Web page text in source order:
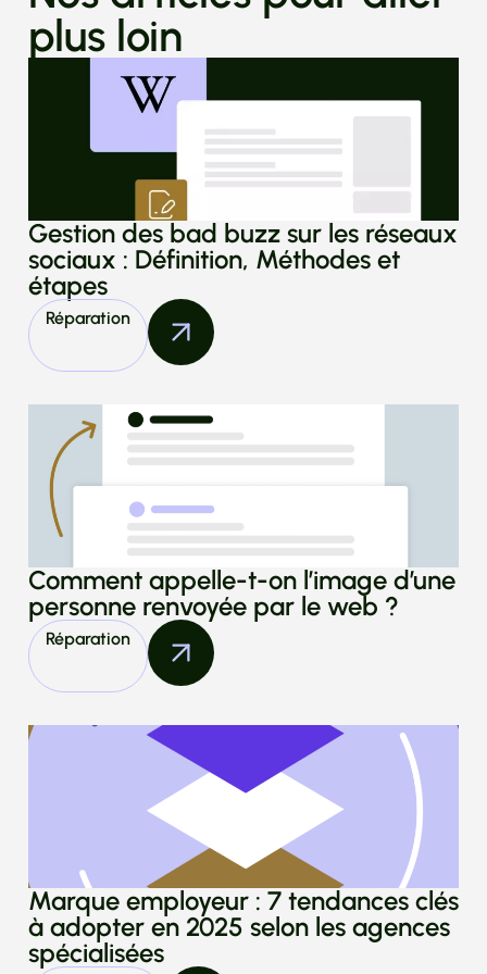
plus loin
Gestion des bad buzz sur les réseaux
sociaux : Définition, Méthodes et
étapes
Réparation
Comment appelle-t-on l’image d’une
personne renvoyée par le web ?
Réparation
Marque employeur : 7 tendances clés
à adopter en 2025 selon les agences
spécialisées